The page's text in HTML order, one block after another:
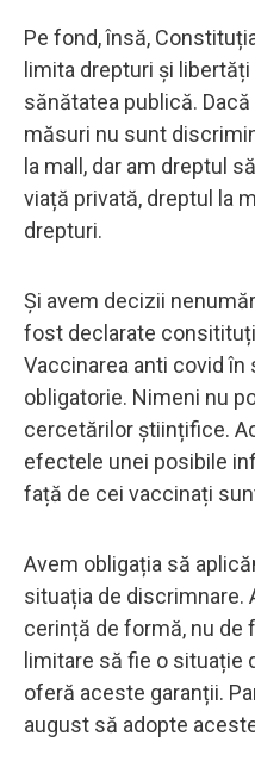
Pe fond, însă,
limita drepturi și
sănătatea publică.
măsuri nu sunt
la mall, dar am dreptul
viață privată, dreptul la
drepturi.
Și avem decizii
fost declarate
Vaccinarea anti covid
obligatorie. Nimeni nu
cercetărilor științifice.
efectele unei posibile
față de cei vaccinați
Avem obligația să
situația de discrimnare.
cerință de formă, nu de
limitare să fie o situație
oferă aceste garanții.
august să adopte